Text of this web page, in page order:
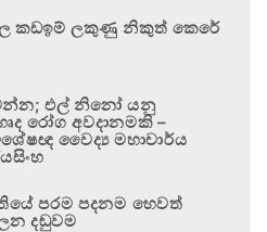
කඩඉම් ලකුණු නිකුත් කෙරේ
වන්න; එල් නිනෝ යනු
රෝග අවදානමකි –
වෛද්‍ය මහාචාර්ය
පරම පදනම හෙවත්
දඬුවම